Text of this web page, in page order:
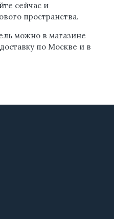
сейчас и
пространства.
можно в магазине
по Москве и в